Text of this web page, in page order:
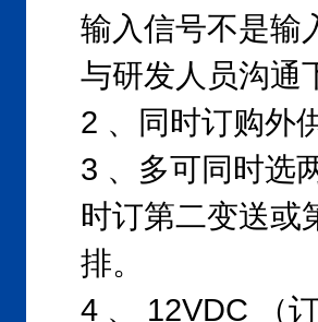
输入信号不是输
与研发人员沟通
2 、同时订购外
3 、多可同时选
时订第二变送或
排。
4 、 12VDC （